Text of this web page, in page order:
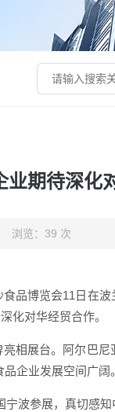
业期待深化
浏览：39 次
品博览会11日在
化对华经贸合作。
相展台。阿尔巴
企业发展空间广阔。
波参展，真切感